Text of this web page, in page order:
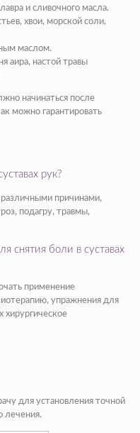
и сливочного масла.
хвои, морской соли,
маслом.
аира, настой травы
начинаться после
можно гарантировать
рук?
различными причинами,
подагру, травмы,
снятия боли в суставах
применение
упражнения для
хирургическое
для установления точной
лечения.